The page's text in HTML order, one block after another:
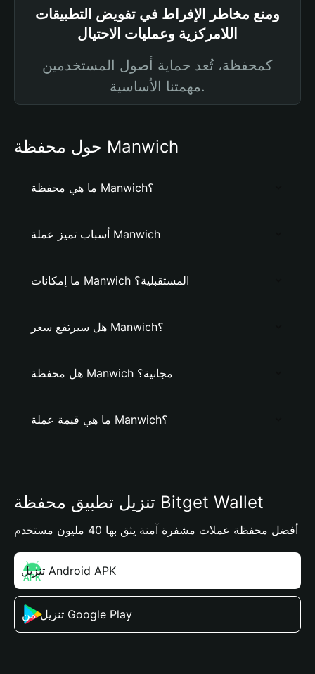
ومنع مخاطر الإفراط في تفويض التطبيقات
اللامركزية وعمليات الاحتيال
كمحفظة، تُعد حماية أصول المستخدمين
مهمتنا الأساسية.
حول محفظة Manwich
ما هي محفظة Manwich؟
أسباب تميز عملة Manwich
ما إمكانات Manwich المستقبلية؟
هل سيرتفع سعر Manwich؟
هل محفظة Manwich مجانية؟
ما هي قيمة عملة Manwich؟
تنزيل تطبيق محفظة Bitget Wallet
أفضل محفظة عملات مشفرة آمنة يثق بها 40 مليون مستخدم
تنزيل Android APK
تنزيل من Google Play